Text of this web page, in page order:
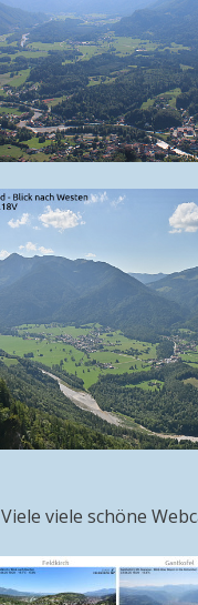
Viele viele schöne